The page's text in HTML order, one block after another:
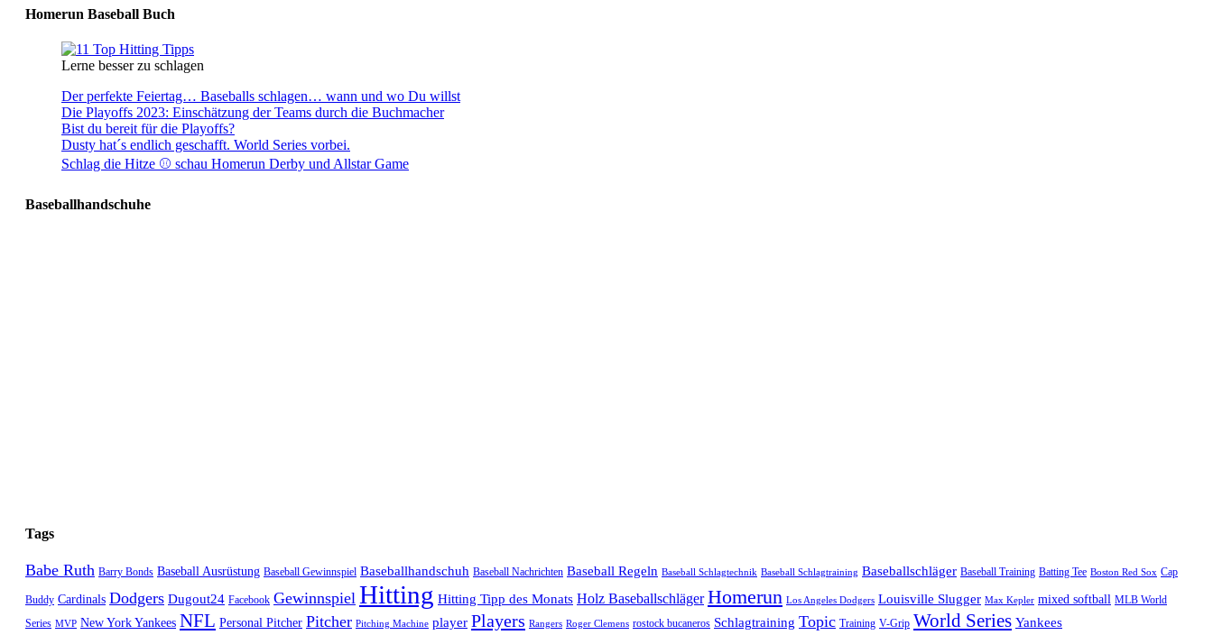
Homerun Baseball Buch
Lerne besser zu schlagen
Der perfekte Feiertag… Baseballs schlagen… wann und wo Du willst
Die Playoffs 2023: Einschätzung der Teams durch die Buchmacher
Bist du bereit für die Playoffs?
Dusty hat´s endlich geschafft. World Series vorbei.
Schlag die Hitze ⚾️ schau Homerun Derby und Allstar Game
Baseballhandschuhe
Tags
Babe Ruth Barry Bonds Baseball Ausrüstung Baseball Gewinnspiel Baseballhandschuh Baseball Nachrichten Baseball Regeln Baseball Schlagtechnik Baseball Schlagtraining Baseballschläger Baseball Training Batting Tee Boston Red Sox Cap
Buddy Cardinals Dodgers Dugout24 Facebook Gewinnspiel Hitting Hitting Tipp des Monats Holz Baseballschläger Homerun Los Angeles Dodgers Louisville Slugger Max Kepler mixed softball MLB World
Series MVP New York Yankees NFL Personal Pitcher Pitcher Pitching Machine player Players Rangers Roger Clemens rostock bucaneros Schlagtraining Topic Training V-Grip World Series Yankees